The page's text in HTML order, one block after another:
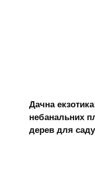
Дачна
небанальних
дерев для саду